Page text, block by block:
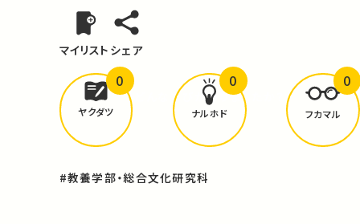
マイリスト シェア
どんな学びがありましたか？
ヤクダツ
0
ナルホド
0
フカマル
0
#教養学部・総合文化研究科